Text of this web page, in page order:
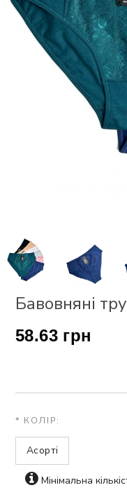
Бавовняні
58.63 грн
* КОЛІР:
Асорті
Мінімальна